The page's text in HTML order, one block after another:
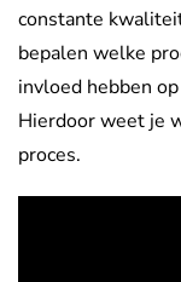
constante
bepalen welke
invloed hebben
Hierdoor weet je
proces.